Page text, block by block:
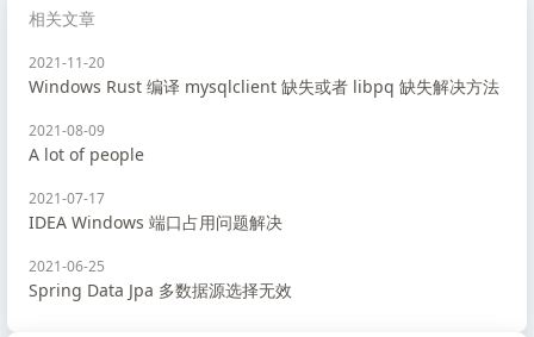
相关文章
2021-11-20
Windows Rust 编译 mysqlclient 缺失或者 libpq 缺失解决方法
2021-08-09
A lot of people
2021-07-17
IDEA Windows 端口占用问题解决
2021-06-25
Spring Data Jpa 多数据源选择无效